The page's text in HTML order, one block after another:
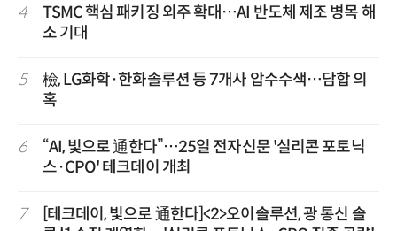
4
TSMC 핵심 패키징 외주 확대…AI 반도체 제조 병목 해
소 기대
5
檢, LG화학·한화솔루션 등 7개사 압수수색…담합 의
혹
6
“AI, 빛으로 通한다”…25일 전자신문 '실리콘 포토닉
스·CPO' 테크데이 개최
7
[테크데이, 빛으로 通한다]<2>오이솔루션, 광 통신 솔